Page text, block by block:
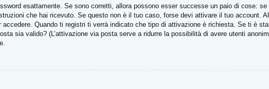
esattamente. Se sono corretti, allora possono esser successe un paio di cose:
che hai ricevuto. Se questo non è il tuo caso, forse devi attivare il tuo account.
accedere. Quando ti registri ti verrà indicato che tipo di attivazione è richiesta. Se ti è
sia valido? (L’attivazione via posta serve a ridurre la possibilità di avere utenti